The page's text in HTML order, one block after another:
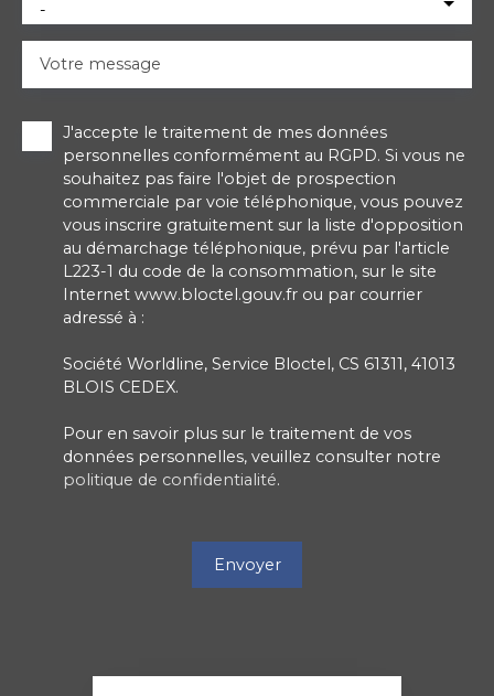
-
Votre message
J'accepte le traitement de mes données
personnelles conformément au RGPD. Si vous ne
souhaitez pas faire l'objet de prospection
commerciale par voie téléphonique, vous pouvez
vous inscrire gratuitement sur la liste d'opposition
au démarchage téléphonique, prévu par l'article
L223-1 du code de la consommation, sur le site
Internet www.bloctel.gouv.fr ou par courrier
adressé à :
Société Worldline, Service Bloctel, CS 61311, 41013
BLOIS CEDEX.
Pour en savoir plus sur le traitement de vos
données personnelles, veuillez consulter notre
politique de confidentialité.
Envoyer